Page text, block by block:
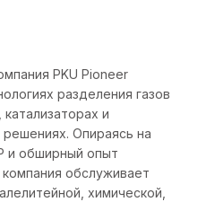
PKU Pioneer
разделения газов
и
Опираясь на
и обширный опыт
обслуживает
химической,